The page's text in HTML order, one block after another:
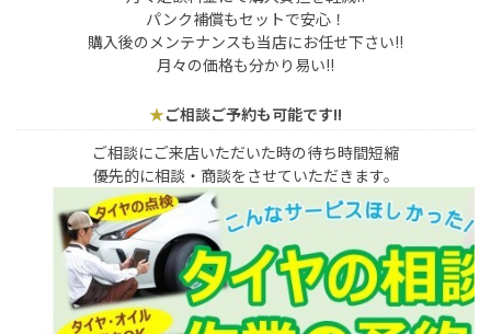
パンク補償もセットで安心！
購入後のメンテナンスも当店にお任せ下さい!!
月々の価格も分かり易い!!
★ご相談ご予約も可能です!!
ご相談にご来店いただいた時の待ち時間短縮
優先的に相談・商談をさせていただきます。